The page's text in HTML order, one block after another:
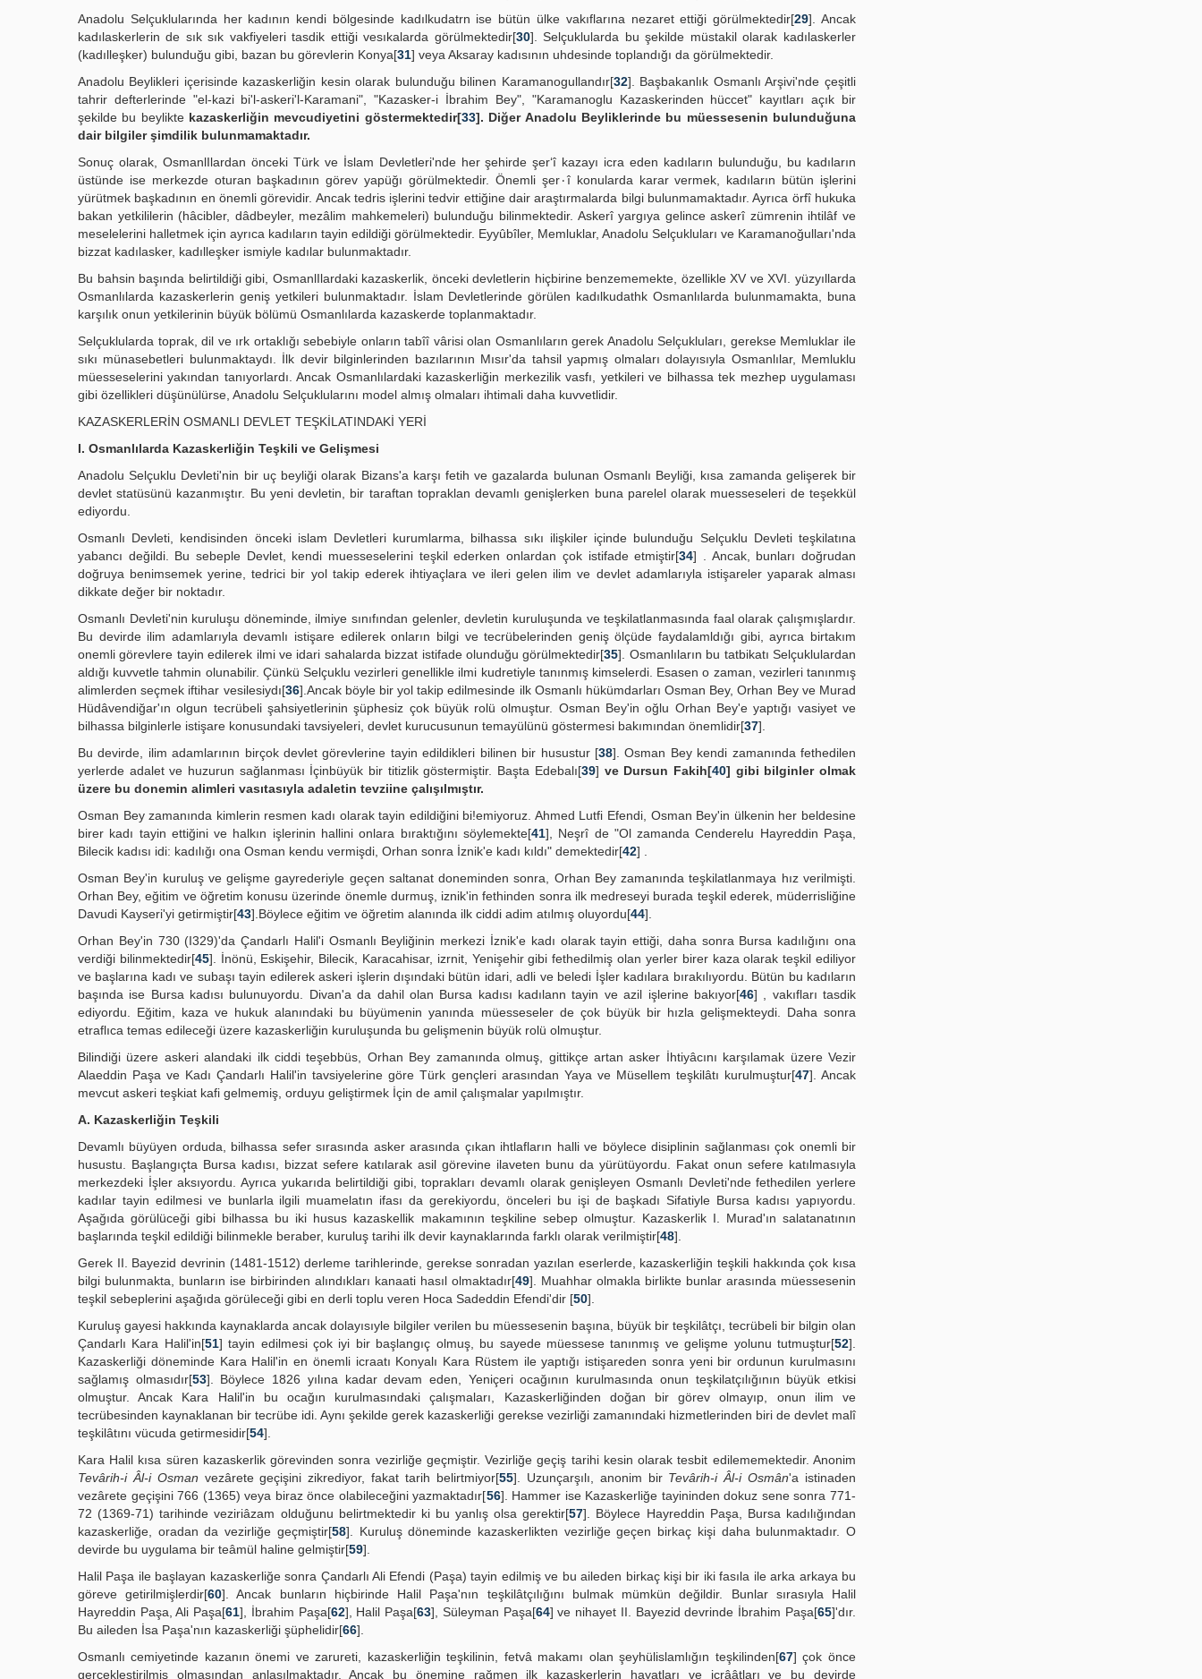
Anadolu Selçuklularında her kadının kendi bölgesinde kadılkudatrn ise bütün ülke vakıflarına nezaret ettiği görülmektedir[29]. Ancak
kadılaskerlerin de sık sık vakfiyeleri tasdik ettiği vesıkalarda görülmektedir[30]. Selçuklularda bu şekilde müstakil olarak kadılaskerler
(kadılleşker) bulunduğu gibi, bazan bu görevlerin Konya[31] veya Aksaray kadısının uhdesinde toplandığı da görülmektedir.
Anadolu Beylikleri içerisinde kazaskerliğin kesin olarak bulunduğu bilinen Karamanogullandır[32]. Başbakanlık Osmanlı Arşivi'nde çeşitli
tahrir defterlerinde "el-kazi bi'l-askeri'l-Karamani", "Kazasker-i İbrahim Bey", "Karamanoglu Kazaskerinden hüccet" kayıtları açık bir
şekilde bu beylikte kazaskerliğin mevcudiyetini göstermektedir[33]. Diğer Anadolu Beyliklerinde bu müessesenin bulunduğuna
dair bilgiler şimdilik bulunmamaktadır.
Sonuç olarak, OsmanlIlardan önceki Türk ve İslam Devletleri'nde her şehirde şer‘î kazayı icra eden kadıların bulunduğu, bu kadıların
üstünde ise merkezde oturan başkadının görev yapüğı görülmektedir. Önemli şer٠î konularda karar vermek, kadıların bütün işlerini
yürütmek başkadının en önemli görevidir. Ancak tedris işlerini tedvir ettiğine dair araştırmalarda bilgi bulunmamaktadır. Ayrıca örfî hukuka
bakan yetkililerin (hâcibler, dâdbeyler, mezâlim mahkemeleri) bulunduğu bilinmektedir. Askerî yargıya gelince askerî zümrenin ihtilâf ve
meselelerini halletmek için ayrıca kadıların tayin edildiği görülmektedir. Eyyûbîler, Memluklar, Anadolu Selçukluları ve Karamanoğulları'nda
bizzat kadılasker, kadılleşker ismiyle kadılar bulunmaktadır.
Bu bahsin başında belirtildiği gibi, OsmanlIlardaki kazaskerlik, önceki devletlerin hiçbirine benzememekte, özellikle XV ve XVI. yüzyıllarda
Osmanlılarda kazaskerlerin geniş yetkileri bulunmaktadır. İslam Devletlerinde görülen kadılkudathk Osmanlılarda bulunmamakta, buna
karşılık onun yetkilerinin büyük bölümü Osmanlılarda kazaskerde toplanmaktadır.
Selçuklularda toprak, dil ve ırk ortaklığı sebebiyle onların tabîî vârisi olan Osmanlıların gerek Anadolu Selçukluları, gerekse Memluklar ile
sıkı münasebetleri bulunmaktaydı. İlk devir bilginlerinden bazılarının Mısır'da tahsil yapmış olmaları dolayısıyla Osmanlılar, Memluklu
müesseselerini yakından tanıyorlardı. Ancak Osmanlılardaki kazaskerliğin merkezilik vasfı, yetkileri ve bilhassa tek mezhep uygulaması
gibi özellikleri düşünülürse, Anadolu Selçuklularını model almış olmaları ihtimali daha kuvvetlidir.
KAZASKERLERİN OSMANLI DEVLET TEŞKİLATINDAKİ YERİ
I. Osmanlılarda Kazaskerliğin Teşkili ve Gelişmesi
Anadolu Selçuklu Devleti'nin bir uç beyliği olarak Bizans'a karşı fetih ve gazalarda bulunan Osmanlı Beyliği, kısa zamanda gelişerek bir
devlet statüsünü kazanmıştır. Bu yeni devletin, bir taraftan topraklan devamlı genişlerken buna parelel olarak muesseseleri de teşekkül
ediyordu.
Osmanlı Devleti, kendisinden önceki islam Devletleri kurumlarma, bilhassa sıkı ilişkiler içinde bulunduğu Selçuklu Devleti teşkilatına
yabancı değildi. Bu sebeple Devlet, kendi muesseselerini teşkil ederken onlardan çok istifade etmiştir[34] . Ancak, bunları doğrudan
doğruya benimsemek yerine, tedrici bir yol takip ederek ihtiyaçlara ve ileri gelen ilim ve devlet adamlarıyla istişareler yaparak alması
dikkate değer bir noktadır.
Osmanlı Devleti'nin kuruluşu döneminde, ilmiye sınıfından gelenler, devletin kuruluşunda ve teşkilatlanmasında faal olarak çalışmışlardır.
Bu devirde ilim adamlarıyla devamlı istişare edilerek onların bilgi ve tecrübelerinden geniş ölçüde faydalamldığı gibi, ayrıca birtakım
onemli görevlere tayin edilerek ilmi ve idari sahalarda bizzat istifade olunduğu görülmektedir[35]. Osmanlıların bu tatbikatı Selçuklulardan
aldığı kuvvetle tahmin olunabilir. Çünkü Selçuklu vezirleri genellikle ilmi kudretiyle tanınmış kimselerdi. Esasen o zaman, vezirleri tanınmış
alimlerden seçmek iftihar vesilesiydı[36].Ancak böyle bir yol takip edilmesinde ilk Osmanlı hükümdarları Osman Bey, Orhan Bey ve Murad
Hüdâvendiğar'ın olgun tecrübeli şahsiyetlerinin şüphesiz çok büyük rolü olmuştur. Osman Bey'in oğlu Orhan Bey'e yaptığı vasiyet ve
bilhassa bilginlerle istişare konusundaki tavsiyeleri, devlet kurucusunun temayülünü göstermesi bakımından önemlidir[37].
Bu devirde, ilim adamlarının birçok devlet görevlerine tayin edildikleri bilinen bir husustur [38]. Osman Bey kendi zamanında fethedilen
yerlerde adalet ve huzurun sağlanması İçinbüyük bir titizlik göstermiştir. Başta Edebalı[39] ve Dursun Fakih[40] gibi bilginler olmak
üzere bu donemin alimleri vasıtasıyla adaletin tevziine çalışılmıştır.
Osman Bey zamanında kimlerin resmen kadı olarak tayin edildiğini bi!emiyoruz. Ahmed Lutfi Efendi, Osman Bey'in ülkenin her beldesine
birer kadı tayin ettiğini ve halkın işlerinin hallini onlara bıraktığını söylemekte[41], Neşrî de "Ol zamanda Cenderelu Hayreddin Paşa,
Bilecik kadısı idi: kadılığı ona Osman kendu vermişdi, Orhan sonra İznik'e kadı kıldı" demektedir[42] .
Osman Bey'in kuruluş ve gelişme gayrederiyle geçen saltanat doneminden sonra, Orhan Bey zamanında teşkilatlanmaya hız verilmişti.
Orhan Bey, eğitim ve öğretim konusu üzerinde önemle durmuş, iznik'in fethinden sonra ilk medreseyi burada teşkil ederek, müderrisliğine
Davudi Kayseri'yi getirmiştir[43].Böylece eğitim ve öğretim alanında ilk ciddi adim atılmış oluyordu[44].
Orhan Bey'in 730 (I329)'da Çandarlı Halil'i Osmanlı Beyliğinin merkezi İznik'e kadı olarak tayin ettiği, daha sonra Bursa kadılığını ona
verdiği bilinmektedir[45]. İnönü, Eskişehir, Bilecik, Karacahisar, izrnit, Yenişehir gibi fethedilmiş olan yerler birer kaza olarak teşkil ediliyor
ve başlarına kadı ve subaşı tayin edilerek askeri işlerin dışındaki bütün idari, adli ve beledi İşler kadılara bırakılıyordu. Bütün bu kadıların
başında ise Bursa kadısı bulunuyordu. Divan'a da dahil olan Bursa kadısı kadılann tayin ve azil işlerine bakıyor[46] , vakıfları tasdik
ediyordu. Eğitim, kaza ve hukuk alanındaki bu büyümenin yanında müesseseler de çok büyük bir hızla gelişmekteydi. Daha sonra
etraflıca temas edileceği üzere kazaskerliğin kuruluşunda bu gelişmenin büyük rolü olmuştur.
Bilindiği üzere askeri alandaki ilk ciddi teşebbüs, Orhan Bey zamanında olmuş, gittikçe artan asker İhtiyâcını karşılamak üzere Vezir
Alaeddin Paşa ve Kadı Çandarlı Halil'in tavsiyelerine göre Türk gençleri arasından Yaya ve Müsellem teşkilâtı kurulmuştur[47]. Ancak
mevcut askeri teşkiat kafi gelmemiş, orduyu geliştirmek İçin de amil çalışmalar yapılmıştır.
A. Kazaskerliğin Teşkili
Devamlı büyüyen orduda, bilhassa sefer sırasında asker arasında çıkan ihtlafların halli ve böylece disiplinin sağlanması çok onemli bir
husustu. Başlangıçta Bursa kadısı, bizzat sefere katılarak asil görevine ilaveten bunu da yürütüyordu. Fakat onun sefere katılmasıyla
merkezdeki İşler aksıyordu. Ayrıca yukarıda belirtildiği gibi, toprakları devamlı olarak genişleyen Osmanlı Devleti'nde fethedilen yerlere
kadılar tayin edilmesi ve bunlarla ilgili muamelatın ifası da gerekiyordu, önceleri bu işi de başkadı Sifatiyle Bursa kadısı yapıyordu.
Aşağıda görülüceği gibi bilhassa bu iki husus kazaskellik makamının teşkiline sebep olmuştur. Kazaskerlik I. Murad'ın salatanatının
başlarında teşkil edildiği bilinmekle beraber, kuruluş tarihi ilk devir kaynaklarında farklı olarak verilmiştir[48].
Gerek II. Bayezid devrinin (1481-1512) derleme tarihlerinde, gerekse sonradan yazılan eserlerde, kazaskerliğin teşkili hakkında çok kısa
bilgi bulunmakta, bunların ise birbirinden alındıkları kanaati hasıl olmaktadır[49]. Muahhar olmakla birlikte bunlar arasında müessesenin
teşkil sebeplerini aşağıda görüleceği gibi en derli toplu veren Hoca Sadeddin Efendi'dir [50].
Kuruluş gayesi hakkında kaynaklarda ancak dolayısıyle bilgiler verilen bu müessesenin başına, büyük bir teşkilâtçı, tecrübeli bir bilgin olan
Çandarlı Kara Halil'in[51] tayin edilmesi çok iyi bir başlangıç olmuş, bu sayede müessese tanınmış ve gelişme yolunu tutmuştur[52].
Kazaskerliği döneminde Kara Halil'in en önemli icraatı Konyalı Kara Rüstem ile yaptığı istişareden sonra yeni bir ordunun kurulmasını
sağlamış olmasıdır[53]. Böylece 1826 yılına kadar devam eden, Yeniçeri ocağının kurulmasında onun teşkilatçılığının büyük etkisi
olmuştur. Ancak Kara Halil'in bu ocağın kurulmasındaki çalışmaları, Kazaskerliğinden doğan bir görev olmayıp, onun ilim ve
tecrübesinden kaynaklanan bir tecrübe idi. Aynı şekilde gerek kazaskerliği gerekse vezirliği zamanındaki hizmetlerinden biri de devlet malî
teşkilâtını vücuda getirmesidir[54].
Kara Halil kısa süren kazaskerlik görevinden sonra vezirliğe geçmiştir. Vezirliğe geçiş tarihi kesin olarak tesbit edilememektedir. Anonim
Tevârih-i Âl-i Osman vezârete geçişini zikrediyor, fakat tarih belirtmiyor[55]. Uzunçarşılı, anonim bir Tevârih-i Âl-i Osmân'a istinaden
vezârete geçişini 766 (1365) veya biraz önce olabileceğini yazmaktadır[56]. Hammer ise Kazaskerliğe tayininden dokuz sene sonra 771-
72 (1369-71) tarihinde veziriâzam olduğunu belirtmektedir ki bu yanlış olsa gerektir[57]. Böylece Hayreddin Paşa, Bursa kadılığından
kazaskerliğe, oradan da vezirliğe geçmiştir[58]. Kuruluş döneminde kazaskerlikten vezirliğe geçen birkaç kişi daha bulunmaktadır. O
devirde bu uygulama bir teâmül haline gelmiştir[59].
Halil Paşa ile başlayan kazaskerliğe sonra Çandarlı Ali Efendi (Paşa) tayin edilmiş ve bu aileden birkaç kişi bir iki fasıla ile arka arkaya bu
göreve getirilmişlerdir[60]. Ancak bunların hiçbirinde Halil Paşa'nın teşkilâtçılığını bulmak mümkün değildir. Bunlar sırasıyla Halil
Hayreddin Paşa, Ali Paşa[61], İbrahim Paşa[62], Halil Paşa[63], Süleyman Paşa[64] ve nihayet II. Bayezid devrinde İbrahim Paşa[65]'dır.
Bu aileden İsa Paşa'nın kazaskerliği şüphelidir[66].
Osmanlı cemiyetinde kazanın önemi ve zarureti, kazaskerliğin teşkilinin, fetvâ makamı olan şeyhülislamlığın teşkilinden[67] çok önce
gerçekleştirilmiş olmasından anlaşılmaktadır. Ancak bu önemine rağmen ilk kazaskerlerin hayatları ve icrââtları ve bu devirde